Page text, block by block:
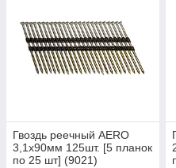
Гвоздь реечный AERO
3,1х90мм 125шт. [5 планок
по 25 шт] (9021)